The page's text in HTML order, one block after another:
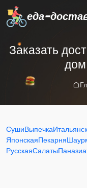
еда-
Заказать
СушиВыпечка
ЯпонскаяПекарня
РусскаяСалаты